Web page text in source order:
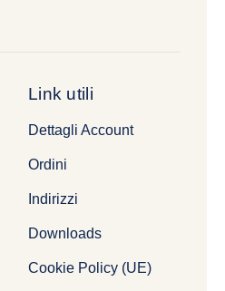
Link utili
Dettagli Account
Ordini
Indirizzi
Downloads
Cookie Policy (UE)